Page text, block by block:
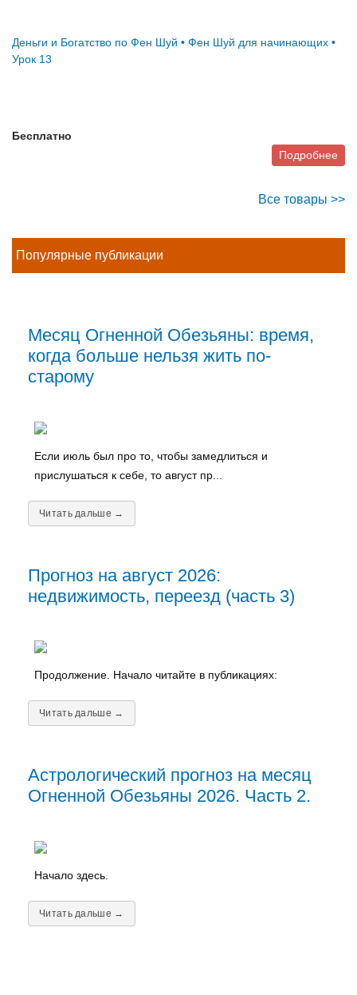
Деньги и Богатство по Фен Шуй • Фен Шуй для начинающих •
Урок 13
Бесплатно
Подробнее
Все товары >>
Популярные публикации
Месяц Огненной Обезьяны: время,
когда больше нельзя жить по-
старому
Если июль был про то, чтобы замедлиться и
прислушаться к себе, то август пр...
Читать дальше →
Прогноз на август 2026:
недвижимость, переезд (часть 3)
Продолжение. Начало читайте в публикациях:
Читать дальше →
Астрологический прогноз на месяц
Огненной Обезьяны 2026. Часть 2.
Начало здесь.
Читать дальше →